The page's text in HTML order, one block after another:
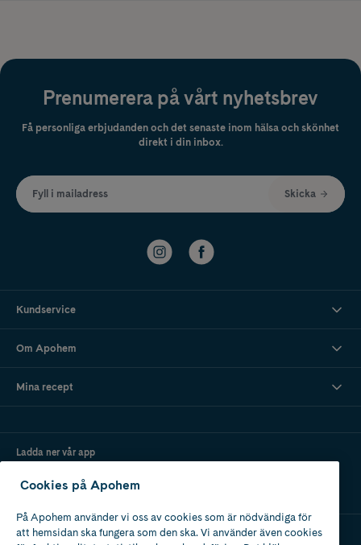
Prenumerera på vårt nyhetsbrev
Få personliga erbjudanden och det senaste inom hälsa och skönhet
direkt i din inbox.
Fyll i mailadress Skicka
Kundservice
Om Apohem
Mina recept
Ladda ner vår app
Cookies på Apohem
På Apohem använder vi oss av cookies som är nödvändiga för
att hemsidan ska fungera som den ska. Vi använder även cookies